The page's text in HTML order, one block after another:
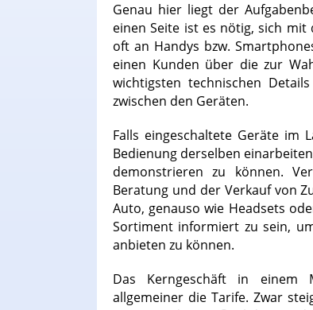
Genau hier liegt der
einen Seite ist es nötig, sich
oft an Handys bzw.
einen Kunden über die zur
wichtigsten technischen
zwischen den Geräten.
Falls eingeschaltete Geräte im
Bedienung derselben
demonstrieren zu können.
Beratung und der Verkauf von
Auto, genauso wie Headsets
Sortiment informiert zu sein,
anbieten zu können.
Das Kerngeschäft in einem
allgemeiner die Tarife. Zwar